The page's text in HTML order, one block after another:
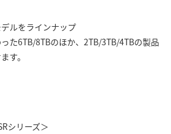
ルをラインナップ
た6TB/8TBのほか、2TB/3TB/4TBの製品
す。
シリーズ＞